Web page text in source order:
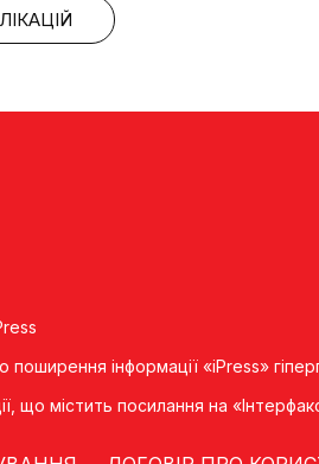
інформації «iPress»
мiстить посилання на